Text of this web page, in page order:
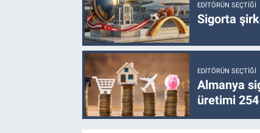
EDITÖRÜN SEÇTIĞI
Sigorta
EDITÖRÜN SEÇTIĞI
Almanya
üretimi 254